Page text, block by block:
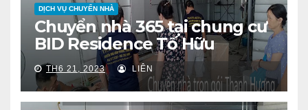
DỊCH VỤ CHUYỂN NHÀ
Chuyển nhà 365 tại chung cư
BID Residence Tố Hữu
TH6 21, 2023 LIÊN